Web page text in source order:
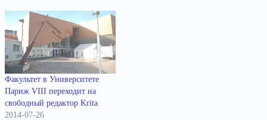
Факультет в Университете
Париж VIII переходит на
свободный редактор Krita
2014-07-26